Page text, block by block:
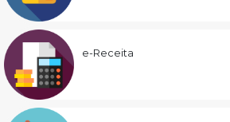
e-Receita